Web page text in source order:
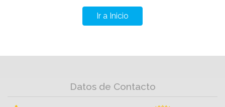
Ir a Inicio
Datos de Contacto